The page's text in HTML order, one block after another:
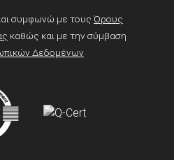
συμφωνώ με τους Όρους
καθώς και με την σύμβαση
Δεδομένων